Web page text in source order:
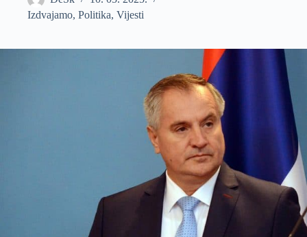
Izdvajamo, Politika, Vijesti